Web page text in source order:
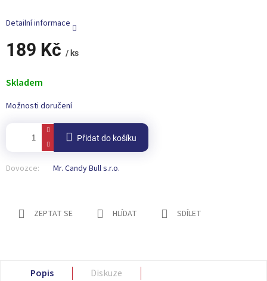
189 Kč / ks
cena:
Skladem
Možnosti doručení
Přidat do košíku
Dovozce: Mr. Candy Bull s.r.o.
Detailní informace
ZEPTAT SE HLÍDAT SDÍLET
Popis
Diskuze